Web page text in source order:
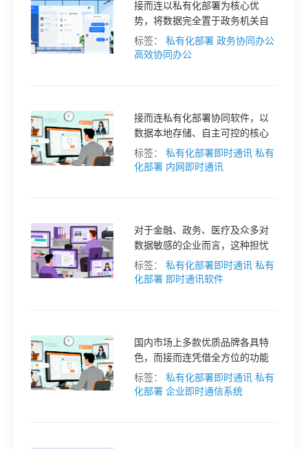
见
题
接而连以私有化部署为核心优
势，将数据完全置于政务机关自
主掌控范围，同时构建高效协同
体系，完美匹配政务内网办公场
标签： 私有化部署 政务协同办公
高效协同办公
接而连私有化部署协同软件，以
数据本地存储、自主可控的核心
优势，精准匹配内网办公单位需
求，在筑牢数据安全防线的同
标签： 私有化部署即时通讯 私有
化部署 内网即时通讯
对于金融、政务、医疗及众多对
数据敏感的企业而言，这种担忧
正促使他们转向一种更安全、更
自主的解决方案—私有化部署的
标签： 私有化部署即时通讯 私有
化部署 即时通讯软件
国内市场上多款优质品牌各具特
色，而接而连凭借全方位的功能
覆盖与灵活适配性，在降本增效
方面表现尤为突出。
标签： 私有化部署即时通讯 私有
化部署 企业即时通信系统